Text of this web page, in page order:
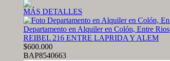
MÁS DETALLES
Departamento en Alquiler en Colón, Entre Rios
REIBEL 216 ENTRE LAPRIDA Y ALEM
$600.000
BAP8540663